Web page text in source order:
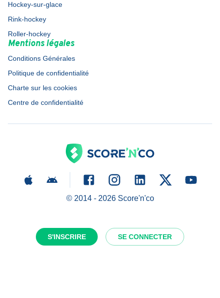
S'INSCRIRE SE CONNECTER
Hockey-sur-glace
Rink-hockey
Roller-hockey
Mentions légales
Conditions Générales
Politique de confidentialité
Charte sur les cookies
Centre de confidentialité
© 2014 - 2026Score'n'co